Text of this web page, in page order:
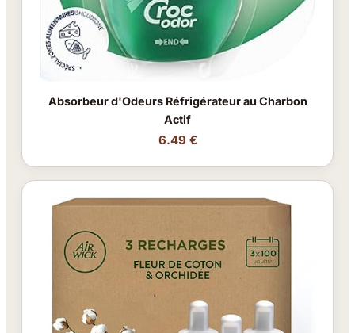
Absorbeur d'Odeurs Réfrigérateur au Charbon
Actif
6.49 €